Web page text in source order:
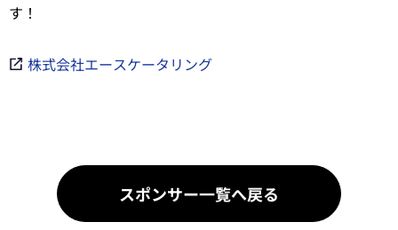
す！
株式会社エースケータリング
スポンサー一覧へ戻る